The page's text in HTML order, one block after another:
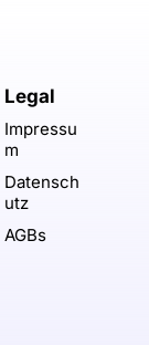
Legal
Impressu
m
Datensch
utz
AGBs